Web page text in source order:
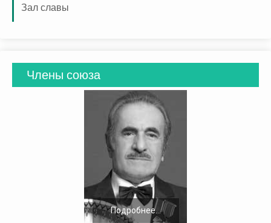
Зал славы
Члены союза
Подробнее...